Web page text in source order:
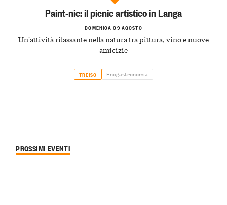
Paint-nic: il picnic artistico in Langa
DOMENICA 09 AGOSTO
Un'attività rilassante nella natura tra pittura, vino e nuove
amicizie
TREISO Enogastronomia
PROSSIMI EVENTI